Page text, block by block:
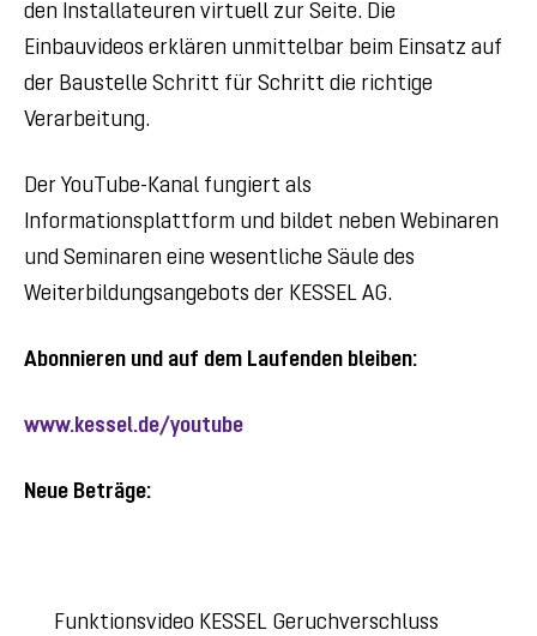
den Installateuren virtuell zur Seite. Die
Einbauvideos erklären unmittelbar beim Einsatz auf
der Baustelle Schritt für Schritt die richtige
Verarbeitung.
Der YouTube-Kanal fungiert als
Informationsplattform und bildet neben Webinaren
und Seminaren eine wesentliche Säule des
Weiterbildungsangebots der KESSEL AG.
Abonnieren und auf dem Laufenden bleiben:
www.kessel.de/youtube
Neue Beträge:
Funktionsvideo KESSEL Geruchverschluss